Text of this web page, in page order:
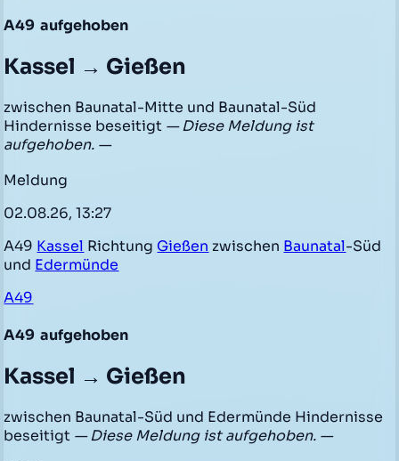
A49 aufgehoben
Kassel → Gießen
zwischen Baunatal-Mitte und Baunatal-Süd
Hindernisse beseitigt — Diese Meldung ist
aufgehoben. —
Meldung
02.08.26, 13:27
A49 Kassel Richtung Gießen zwischen Baunatal-Süd
und Edermünde
A49
A49 aufgehoben
Kassel → Gießen
zwischen Baunatal-Süd und Edermünde Hindernisse
beseitigt — Diese Meldung ist aufgehoben. —